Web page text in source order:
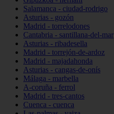
Salamanca - ciudad-rodrigo
Asturias - gozón
Madrid - torrelodones
Cantabria - santillana-del-mar
Asturias - ribadesella
Madrid - torrejón-de-ardoz
Madrid - majadahonda
Asturias - cangas-de-onís
Málaga - marbella
A-coruña - ferrol
Madrid - tres-cantos
Cuenca - cuenca